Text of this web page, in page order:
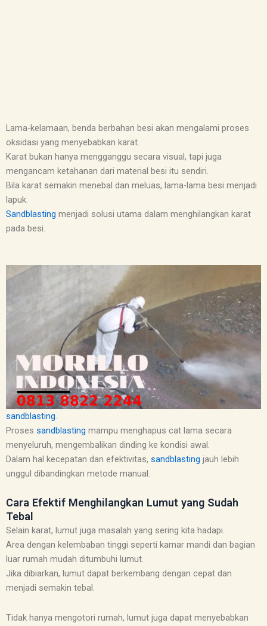
Lama-kelamaan, benda berbahan besi akan mengalami proses
oksidasi yang menyebabkan karat.
Karat bukan hanya mengganggu secara visual, tapi juga
mengancam ketahanan dari material besi itu sendiri.
Bila karat semakin menebal dan meluas, lama-lama besi menjadi
lapuk.
Sandblasting menjadi solusi utama dalam menghilangkan karat
pada besi.
sandblasting.
Proses sandblasting mampu menghapus cat lama secara
menyeluruh, mengembalikan dinding ke kondisi awal.
Dalam hal kecepatan dan efektivitas, sandblasting jauh lebih
unggul dibandingkan metode manual.
Cara Efektif Menghilangkan Lumut yang Sudah
Tebal
Selain karat, lumut juga masalah yang sering kita hadapi.
Area dengan kelembaban tinggi seperti kamar mandi dan bagian
luar rumah mudah ditumbuhi lumut.
Jika dibiarkan, lumut dapat berkembang dengan cepat dan
menjadi semakin tebal.
Tidak hanya mengotori rumah, lumut juga dapat menyebabkan